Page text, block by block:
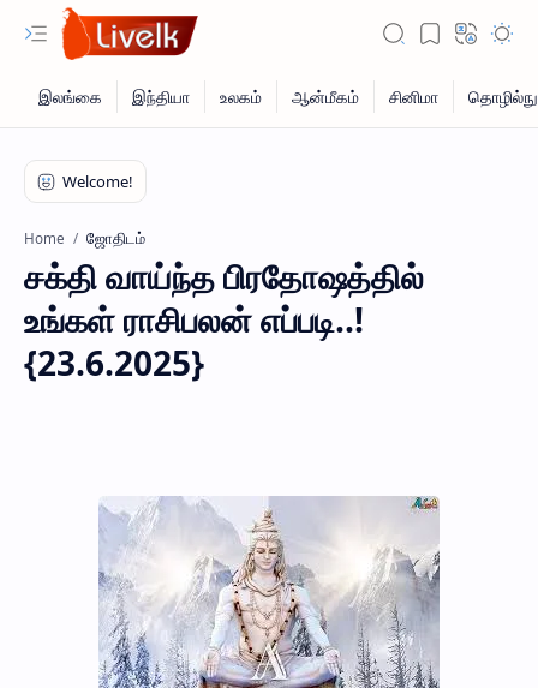
Home ஜோதிடம்
சக்தி வாய்ந்த பிரதோஷத்தில்
உங்கள் ராசிபலன் எப்படி..!
{23.6.2025}